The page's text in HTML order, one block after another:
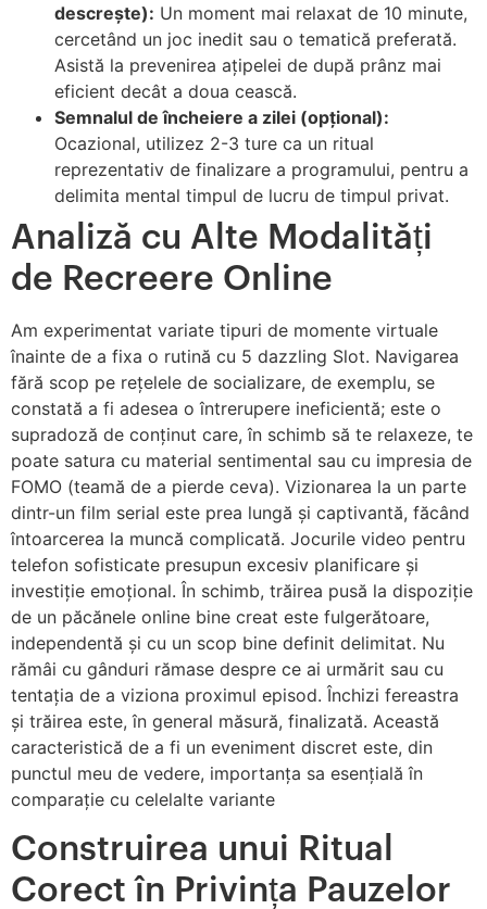
descrește): Un moment mai relaxat de 10 minute,
cercetând un joc inedit sau o tematică preferată.
Asistă la prevenirea ațipelei de după prânz mai
eficient decât a doua cească.
Semnalul de încheiere a zilei (opțional):
Ocazional, utilizez 2-3 ture ca un ritual
reprezentativ de finalizare a programului, pentru a
delimita mental timpul de lucru de timpul privat.
Analiză cu Alte Modalități
de Recreere Online
Am experimentat variate tipuri de momente virtuale
înainte de a fixa o rutină cu 5 dazzling Slot. Navigarea
fără scop pe rețelele de socializare, de exemplu, se
constată a fi adesea o întrerupere ineficientă; este o
supradoză de conținut care, în schimb să te relaxeze, te
poate satura cu material sentimental sau cu impresia de
FOMO (teamă de a pierde ceva). Vizionarea la un parte
dintr-un film serial este prea lungă și captivantă, făcând
întoarcerea la muncă complicată. Jocurile video pentru
telefon sofisticate presupun excesiv planificare și
investiție emoțional. În schimb, trăirea pusă la dispoziție
de un păcănele online bine creat este fulgerătoare,
independentă și cu un scop bine definit delimitat. Nu
rămâi cu gânduri rămase despre ce ai urmărit sau cu
tentația de a viziona proximul episod. Închizi fereastra
și trăirea este, în general măsură, finalizată. Această
caracteristică de a fi un eveniment discret este, din
punctul meu de vedere, importanța sa esențială în
comparație cu celelalte variante
Construirea unui Ritual
Corect în Privința Pauzelor